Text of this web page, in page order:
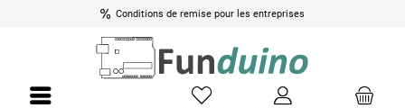
Conditions de remise pour les entreprises